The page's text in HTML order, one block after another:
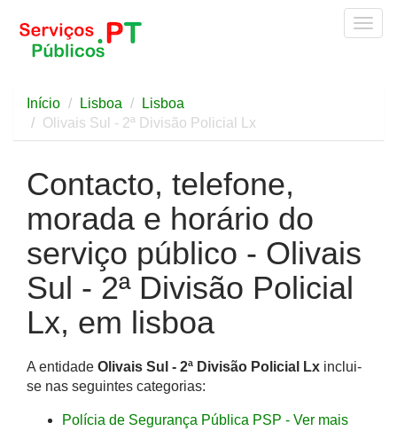
Início Lisboa
Lisboa
Olivais Sul - 2ª Divisão Policial Lx
Contacto, telefone,
morada e horário do
serviço público - Olivais
Sul - 2ª Divisão Policial
Lx, em lisboa
A entidade Olivais Sul - 2ª Divisão Policial Lx inclui-
se nas seguintes categorias:
Polícia de Segurança Pública PSP - Ver mais